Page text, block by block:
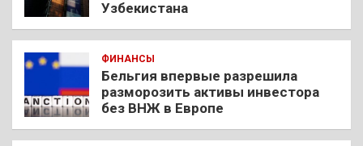
Узбекистана
ФИНАНСЫ
Бельгия впервые разрешила
разморозить активы инвестора
без ВНЖ в Европе